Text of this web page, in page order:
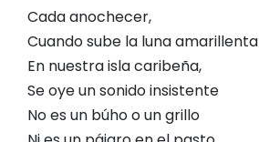
Cada anochecer,
Cuando sube la luna amarillenta
En nuestra isla caribeña,
Se oye un sonido insistente
No es un búho o un grillo